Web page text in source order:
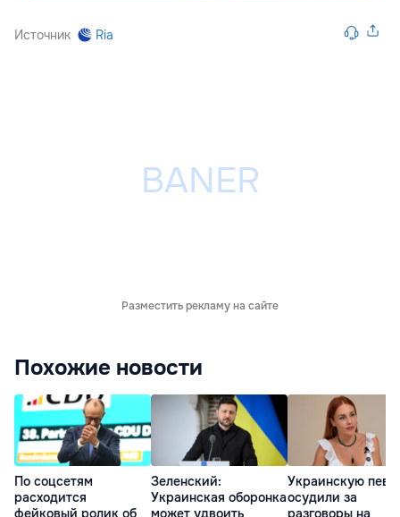
Источник Ria
Разместить рекламу на сайте
Похожие новости
По соцсетям
расходится
Зеленский:
Украинская оборонка
Украинскую
осудили за